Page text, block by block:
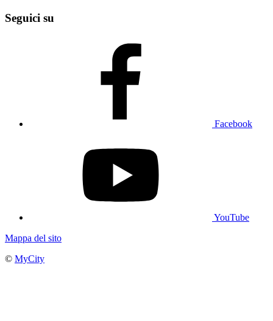
Seguici su
Facebook
YouTube
Mappa del sito
© MyCity